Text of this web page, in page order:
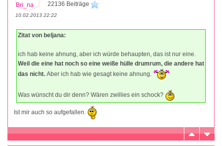
22136 Beiträge
10.02.2013 22:22
Zitat von beljana:
ich hab keine ahnung, aber ich würde behaupten, das ist nur eine.
Weil die eine hat noch so eine weiße hülle drumrum, die andere hat
das nicht. Aber ich hab wie gesagt keine ahnung.
Was wünscht du dir denn? Wären zwillies ein schock?
Ist mir auch so aufgefallen.